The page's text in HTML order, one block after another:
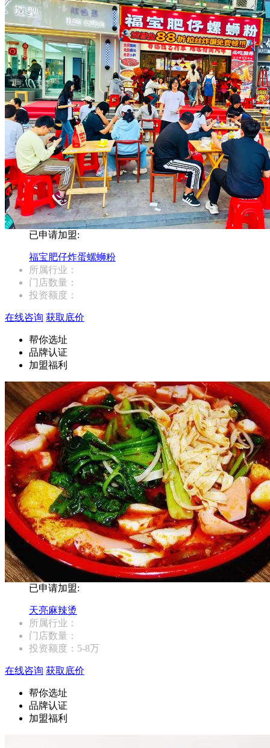
已申请加盟:
福宝肥仔炸蛋螺蛳粉
所属行业：
门店数量：
投资额度：
在线咨询 获取底价
帮你选址
品牌认证
加盟福利
已申请加盟:
天亮麻辣烫
所属行业：
门店数量：
投资额度： 5-8万
在线咨询 获取底价
帮你选址
品牌认证
加盟福利